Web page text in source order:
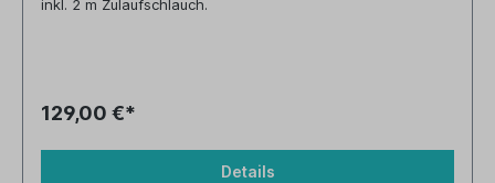
inkl. 2 m Zulaufschlauch.
129,00 €*
Details